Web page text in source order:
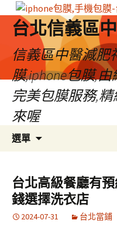
台北信義區
信義區中醫減肥
膜,iphone包膜,
完美包膜服務,
來喔
選單
容
區
台北高級餐廳有
錢選擇洗衣店
2024-07-31 台北當鋪